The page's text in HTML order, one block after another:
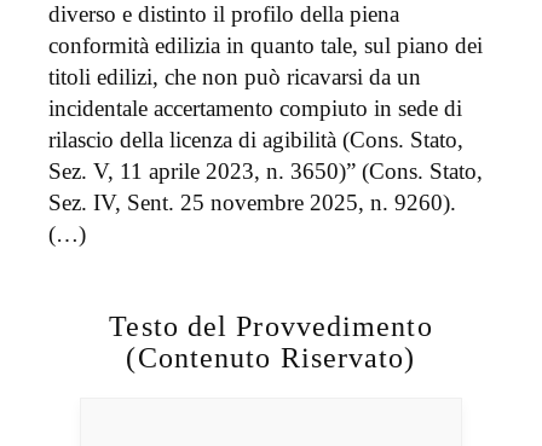
diverso e distinto il profilo della piena
conformità edilizia in quanto tale, sul piano dei
titoli edilizi, che non può ricavarsi da un
incidentale accertamento compiuto in sede di
rilascio della licenza di agibilità (Cons. Stato,
Sez. V, 11 aprile 2023, n. 3650)” (Cons. Stato,
Sez. IV, Sent. 25 novembre 2025, n. 9260).
(…)
Testo del Provvedimento
(Contenuto Riservato)